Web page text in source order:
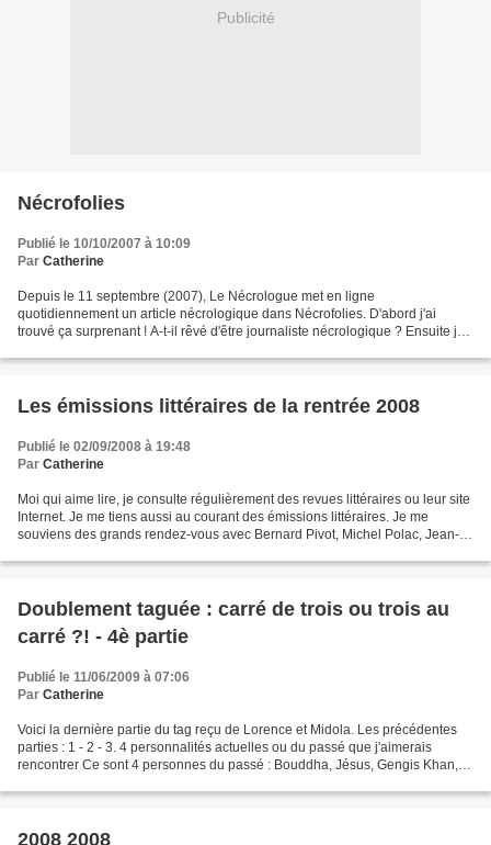
Publicité
Nécrofolies
Publié le 10/10/2007 à 10:09
Par Catherine
Depuis le 11 septembre (2007), Le Nécrologue met en ligne
quotidiennement un article nécrologique dans Nécrofolies. D'abord j'ai
trouvé ça surprenant ! A-t-il rêvé d'être journaliste nécrologique ? Ensuite je
Les émissions littéraires de la rentrée 2008
Publié le 02/09/2008 à 19:48
Par Catherine
Moi qui aime lire, je consulte régulièrement des revues littéraires ou leur site
Internet. Je me tiens aussi au courant des émissions littéraires. Je me
souviens des grands rendez-vous avec Bernard Pivot, Michel Polac, Jean-
Doublement taguée : carré de trois ou trois au
carré ?! - 4è partie
Publié le 11/06/2009 à 07:06
Par Catherine
Voici la dernière partie du tag reçu de Lorence et Midola. Les précédentes
parties : 1 - 2 - 3. 4 personnalités actuelles ou du passé que j'aimerais
rencontrer Ce sont 4 personnes du passé : Bouddha, Jésus, Gengis Khan,
2008 2008